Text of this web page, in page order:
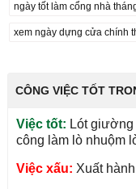
ngày tốt làm cổng nhà
xem ngày dựng cửa chính
CÔNG VIỆC TỐT
Việc tốt: Lót
công làm lò nhuộm
Việc xấu: Xuất